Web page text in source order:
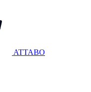
ATTABO